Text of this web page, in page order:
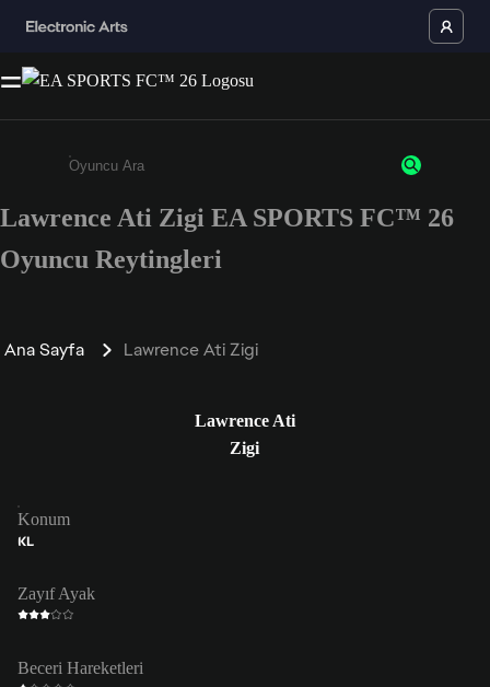
Enter a minimum of 3 characters or numbers
Lawrence Ati Zigi EA SPORTS FC™ 26
Oyuncu Reytingleri
Ana Sayfa Lawrence Ati Zigi
Lawrence Ati
Zigi
Konum
KL
Zayıf Ayak
Beceri Hareketleri